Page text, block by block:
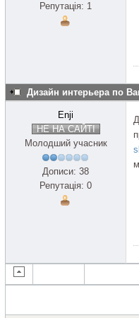
Репутація: 1
Дизайн интерьера по
Enji
НЕ НА САЙТІ
Молодший учасник
Дописи: 38
Репутація: 0